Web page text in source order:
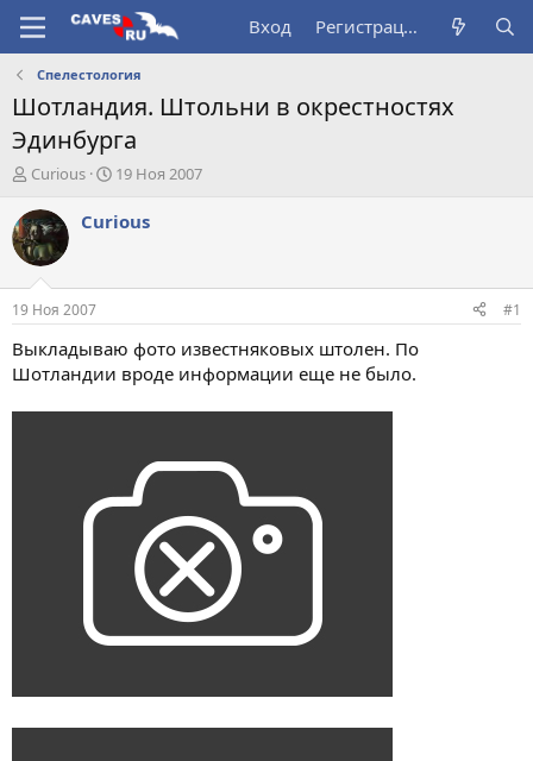
Вход Регистрация
Спелестология
Шотландия. Штольни в окрестностях
Эдинбурга
А
т
о
р
т
е
м
ы
Curious
Д
т
а
л
19 Ноя 2007
Curious
19 Ноя 2007 #1
Выкладываю фото известняковых штолен. По
Шотландии вроде информации еще не было.